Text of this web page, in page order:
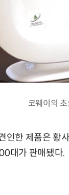
코웨이의
인한 제품은 황
대가 판매됐다.